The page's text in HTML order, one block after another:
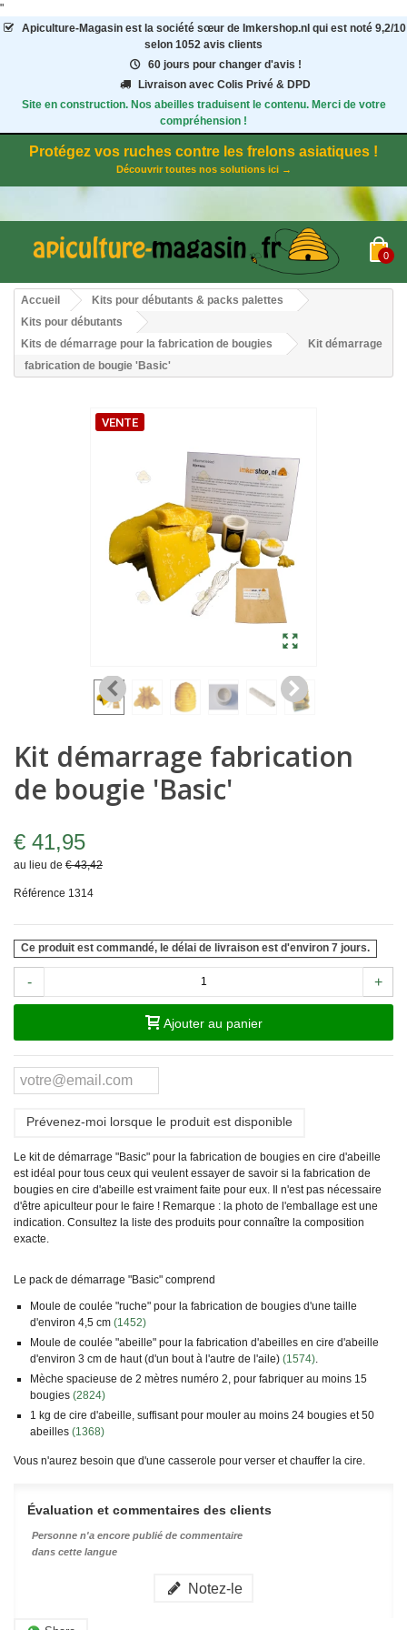
"
Apiculture-Magasinest la société sœur de Imkershop.nl qui est noté 9,2/10
selon 1052 avis clients
60 jours pour changer d'avis !
Livraison avec Colis Privé & DPD
Site en construction. Nos abeilles traduisent le contenu. Merci de votre
compréhension !
Protégez vos ruches contre les frelons asiatiques !
Découvrir toutes nos solutions ici →
0
Accueil
Kits pour débutants & packs palettes
Kits pour débutants
Kits de démarrage pour la fabrication de bougies
Kit démarrage
fabrication de bougie 'Basic'
VENTE
Kit démarrage fabrication
de bougie 'Basic'
€ 41,95
au lieu de € 43,42
Référence 1314
Ce produit est commandé, le délai de livraison est d'environ 7 jours.
- +
Ajouter au panier
Prévenez-moi lorsque le produit est disponible
Le kit de démarrage "Basic" pour la fabrication de bougies en cire d'abeille
est idéal pour tous ceux qui veulent essayer de savoir si la fabrication de
bougies en cire d'abeille est vraiment faite pour eux. Il n'est pas nécessaire
d'être apiculteur pour le faire ! Remarque : la photo de l'emballage est une
indication. Consultez la liste des produits pour connaître la composition
exacte.
Le pack de démarrage "Basic" comprend
Moule de coulée "ruche" pour la fabrication de bougies d'une taille
d'environ 4,5 cm (1452)
Moule de coulée "abeille" pour la fabrication d'abeilles en cire d'abeille
d'environ 3 cm de haut (d'un bout à l'autre de l'aile) (1574)
Mèche spacieuse de 2 mètres numéro 2, pour fabriquer au moins 15
bougies (2824)
1 kg de cire d'abeille, suffisant pour mouler au moins 24 bougies et 50
abeilles (1368)
Vous n'aurez besoin que d'une casserole pour verser et chauffer la cire.
Évaluation et commentaires des clients
Personne n'a encore publié de commentaire
dans cette langue
Notez-le